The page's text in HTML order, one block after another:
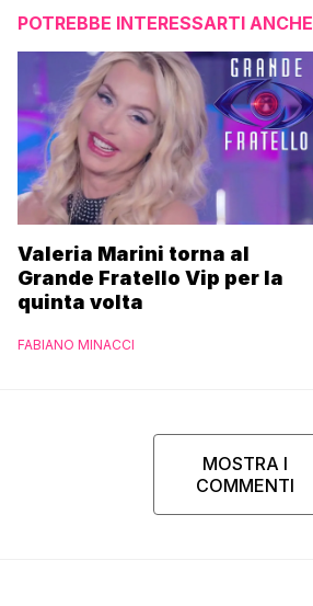
POTREBBE INTERESSARTI ANCHE
Valeria Marini torna al
Grande Fratello Vip per la
quinta volta
FABIANO MINACCI
MOSTRA I
COMMENTI